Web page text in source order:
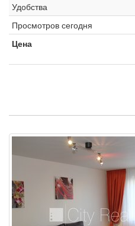
Удобства
Просмотров сегодня
Цена